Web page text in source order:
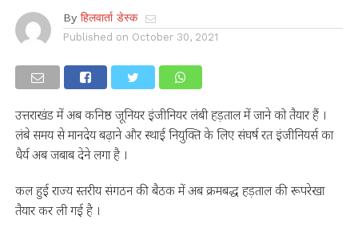
By हिलवार्ता डेस्क
Published on October 30, 2021
उत्तराखंड में अब कनिष्ठ जूनियर इंजीनियर लंबी हड़ताल में जाने को तैयार हैं ।
लंबे समय से मानदेय बढ़ाने और स्थाई नियुक्ति के लिए संघर्ष रत इंजीनियर्स का
धैर्य अब जबाब देने लगा है ।
कल हुई राज्य स्तरीय संगठन की बैठक में अब क्रमबद्ध हड़ताल की रूपरेखा
तैयार कर ली गई है ।